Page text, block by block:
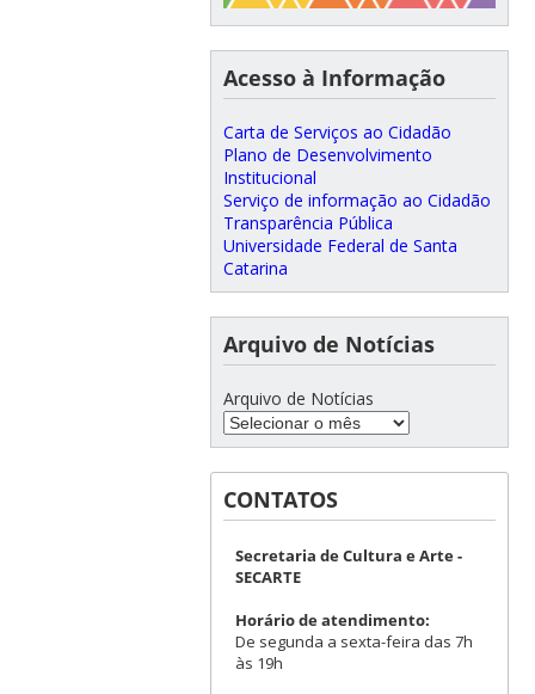
Acesso à Informação
Carta de Serviços ao Cidadão
Plano de Desenvolvimento
Institucional
Serviço de informação ao Cidadão
Transparência Pública
Universidade Federal de Santa
Catarina
Arquivo de Notícias
Arquivo de Notícias
CONTATOS
Secretaria de Cultura e Arte -
SECARTE
Horário de atendimento:
De segunda a sexta-feira das 7h
às 19h